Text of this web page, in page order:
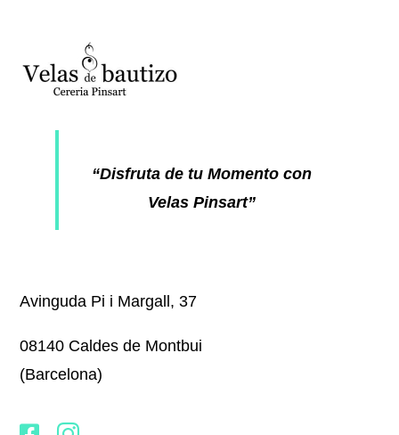
“Disfruta de tu Momento con
Velas Pinsart”
Avinguda Pi i Margall, 37
08140 Caldes de Montbui
(Barcelona)